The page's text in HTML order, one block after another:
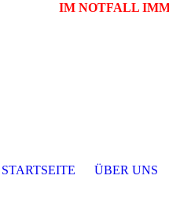
IM NOTFALL
STARTSEITE ÜBER UNS